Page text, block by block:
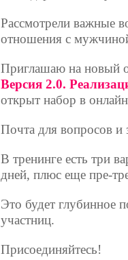
Рассмотрели важные
отношения с
Приглашаю на новый
Версия 2.0.
открыт набор в
Почта для вопросов
В тренинге есть три
дней, плюс еще пре-
Это будет глубинное
участниц.
Присоединяйтесь!